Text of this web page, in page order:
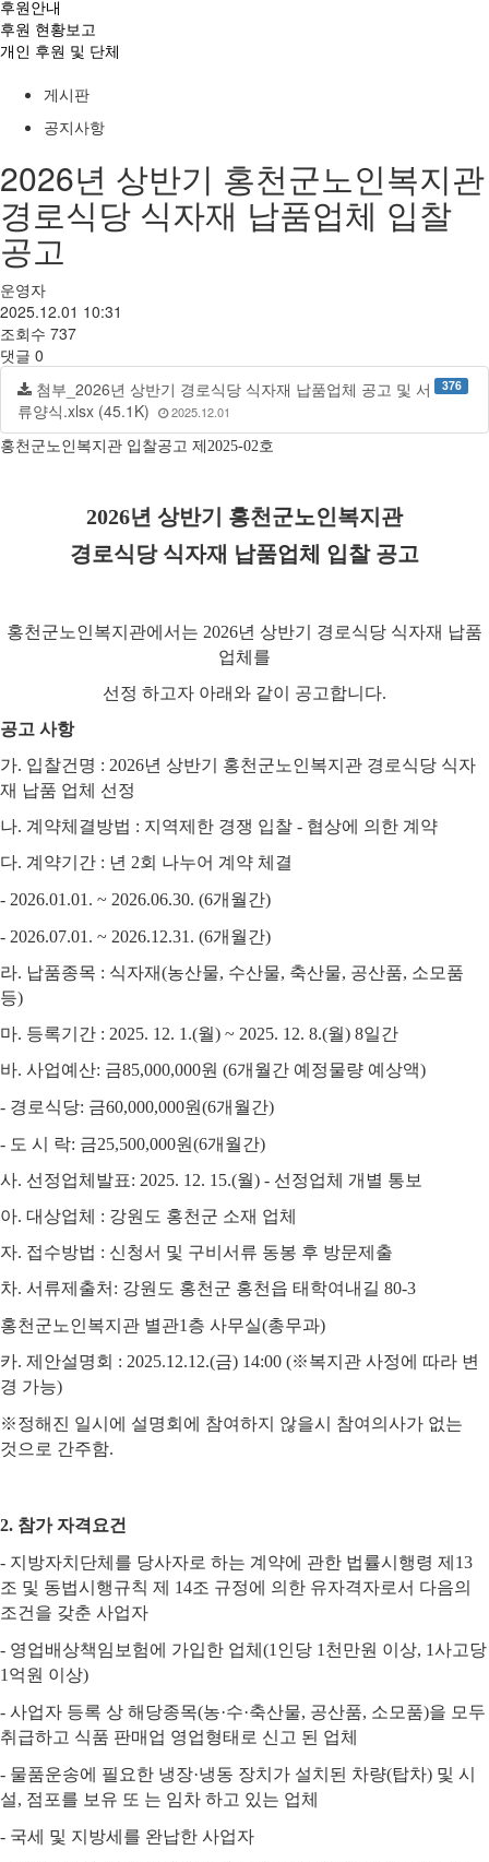
후원안내
후원 현황보고
개인 후원 및 단체
게시판
공지사항
2026년 상반기 홍천군노인복지관
경로식당 식자재 납품업체 입찰
공고
운영자
2025.12.01 10:31
조회수 737
댓글 0
376
첨부_2026년 상반기 경로식당 식자재 납품업체 공고 및 서
류양식.xlsx (45.1K)
2025.12.01
홍천군노인복지관 입찰공고 제 2025-02호
2026년 상반기 홍천군노인복지관
경로식당 식자재 납품업체 입찰 공고
홍천군노인복지관에서는 2026년 상반기 경로식당 식자재 납품
업체를
선정 하고자 아래와 같이 공고합니다.
공고 사항
가. 입찰건명 : 2026년 상반기 홍천군노인복지관 경로식당 식자
재 납품 업체 선정
나. 계약체결방법 : 지역제한 경쟁 입찰 - 협상에 의한 계약
다. 계약기간 : 년 2회 나누어 계약 체결
- 2026.01.01. ~ 2026.06.30. (6개월간)
- 2026.07.01. ~ 2026.12.31. (6개월간)
라. 납품종목 : 식자재(농산물, 수산물, 축산물, 공산품, 소모품
등)
마. 등록기간 : 2025. 12. 1.(월) ~ 2025. 12. 8.(월) 8일간
바. 사업예산: 금85,000,000원 (6개월간 예정물량 예상액)
- 경로식당: 금60,000,000원(6개월간)
- 도 시 락: 금25,500,000원(6개월간)
사. 선정업체발표: 2025. 12. 15.(월) - 선정업체 개별 통보
아. 대상업체 : 강원도 홍천군 소재 업체
자. 접수방법 : 신청서 및 구비서류 동봉 후 방문제출
차. 서류제출처 : 강원도 홍천군 홍천읍 태학여내길 80-3
홍천군노인복지관 별관1 층 사무실(총무과)
카. 제안설명회 : 2025.12.12.(금) 14:00 (※복지관 사정에 따라 변
경 가능)
※정해진 일시에 설명회에 참여하지 않을시 참여의사가 없는
것으로 간주함.
2. 참가 자격요건
- 지방자치단체를 당사자로 하는 계약에 관한 법률시행령 제 13
조 및 동법시행규칙 제 14조 규정에 의한 유자격자로서 다음의
조건을 갖춘 사업자
- 영업배상책임보험에 가입한 업체 (1 인당 1 천만원 이상, 1사고당
1 억원 이상)
- 사업자 등록 상 해당종목(농·수·축산물, 공산품, 소모품)을 모두
취급하고 식품 판매업 영업형태로 신고 된 업체
- 물품운송에 필요한 냉장·냉동 장치가 설치된 차량(탑차) 및 시
설, 점포를 보유 또 는 임차 하고 있는 업체
- 국세 및 지방세를 완납한 사업자